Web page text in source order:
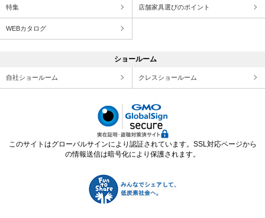
特集 店舗家具選びのポイント
WEBカタログ
ショールーム
自社ショールーム クレスショールーム
このサイトはグローバルサインにより認証されています。SSL対応ページから
の情報送信は暗号化により保護されます。